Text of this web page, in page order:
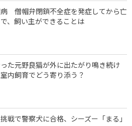
僧帽弁閉鎖不全症を発症してから亡
、飼い主ができることは
た元野良猫が外に出たがり鳴き続け
内飼育でどう寄り添う？
戦で警察犬に合格、シーズー「まる」